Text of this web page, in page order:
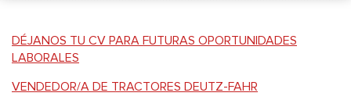
DÉJANOS TU CV PARA FUTURAS OPORTUNIDADES
LABORALES
VENDEDOR/A DE TRACTORES DEUTZ-FAHR